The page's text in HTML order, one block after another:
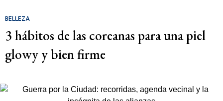
BELLEZA
3 hábitos de las coreanas para una piel
glowy y bien firme